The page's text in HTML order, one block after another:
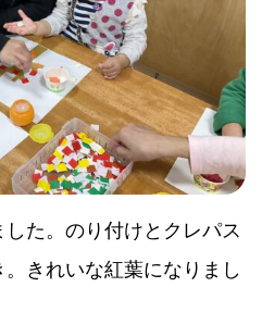
た。のり付けとクレパス
きれいな紅葉になりまし